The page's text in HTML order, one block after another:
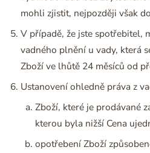
mohli zjistit, nejpozději však
V případě, že jste spotřebitel,
vadného plnění u vady, která
Zboží ve lhůtě 24 měsíců od
Ustanovení ohledně práva z
Zboží, které je prodávané
kterou byla nižší Cena
opotřebení Zboží